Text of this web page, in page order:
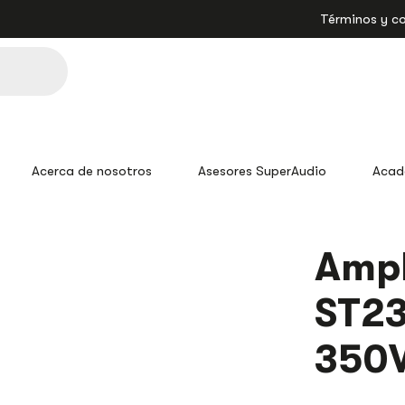
Términos y
Acerca de nosotros Asesores SuperAudio